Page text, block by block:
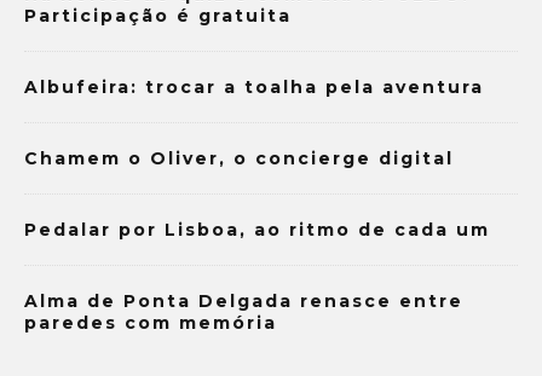
Participação é gratuita
Albufeira: trocar a toalha pela aventura
Chamem o Oliver, o concierge digital
Pedalar por Lisboa, ao ritmo de cada um
Alma de Ponta Delgada renasce entre
paredes com memória